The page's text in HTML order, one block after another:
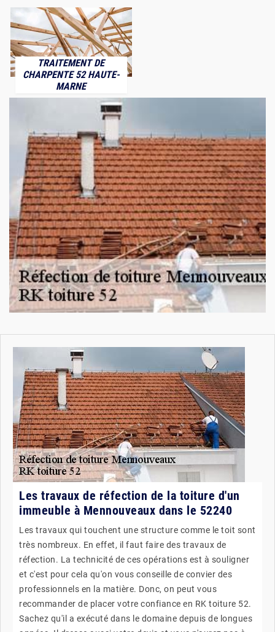
TRAITEMENT DE
CHARPENTE 52 HAUTE-
MARNE
Les travaux de réfection de la toiture d'un
immeuble à Mennouveaux dans le 52240
Les travaux qui touchent une structure comme le toit sont
très nombreux. En effet, il faut faire des travaux de
réfection. La technicité de ces opérations est à souligner
et c'est pour cela qu'on vous conseille de convier des
professionnels en la matière. Donc, on peut vous
recommander de placer votre confiance en RK toiture 52.
Sachez qu'il a exécuté dans le domaine depuis de longues